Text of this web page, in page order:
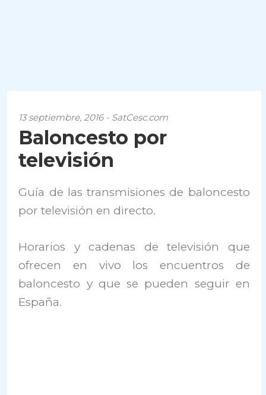
13 septiembre, 2016 - SatCesc.com
Baloncesto por
televisión
Guía de las transmisiones de baloncesto
por televisión en directo.
Horarios y cadenas de televisión que
ofrecen en vivo los encuentros de
baloncesto y que se pueden seguir en
España.